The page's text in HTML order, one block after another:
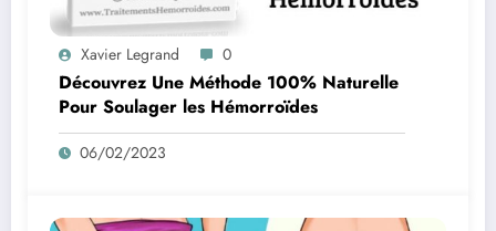
Xavier Legrand 0
Découvrez Une Méthode 100% Naturelle
Pour Soulager les Hémorroïdes
06/02/2023